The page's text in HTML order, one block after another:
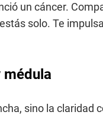
un cáncer.
solo. Te
médula
sino la claridad